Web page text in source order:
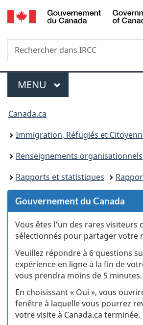
Passer
au
Passer
au
Passer
à
du
Passer
à
Recherche
Rechercher
dans
Menu
MENU PRINCIPAL
Vous
êtes
ici :
Canada.ca
Immigration, Réfugiés et
Renseignements organisationnels
Rapports et statistiques
Gouvernement du Canada
Vous êtes l’un des rares visiteurs
sélectionnés pour partager votre
Veuillez répondre à 6 questions
expérience en ligne à la fin de
vous prendra moins de 5 minutes.
En choisissant « Oui », vous
fenêtre à laquelle vous pourrez
votre visite à Canada.ca terminée.